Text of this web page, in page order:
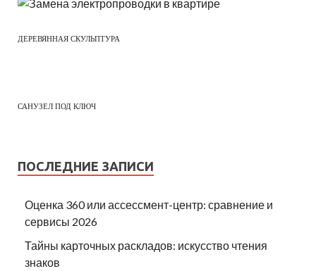
ДЕРЕВЯННАЯ СКУЛЬПТУРА
САНУЗЕЛ ПОД КЛЮЧ
ПОСЛЕДНИЕ ЗАПИСИ
Оценка 360 или ассессмент-центр: сравнение и
сервисы 2026
Тайны карточных раскладов: искусство чтения
знаков